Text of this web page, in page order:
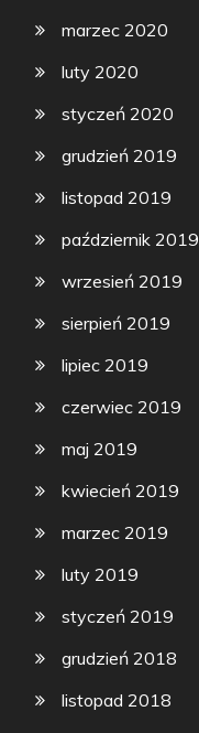
marzec 2020
luty 2020
styczeń 2020
grudzień 2019
listopad 2019
październik 2019
wrzesień 2019
sierpień 2019
lipiec 2019
czerwiec 2019
maj 2019
kwiecień 2019
marzec 2019
luty 2019
styczeń 2019
grudzień 2018
listopad 2018